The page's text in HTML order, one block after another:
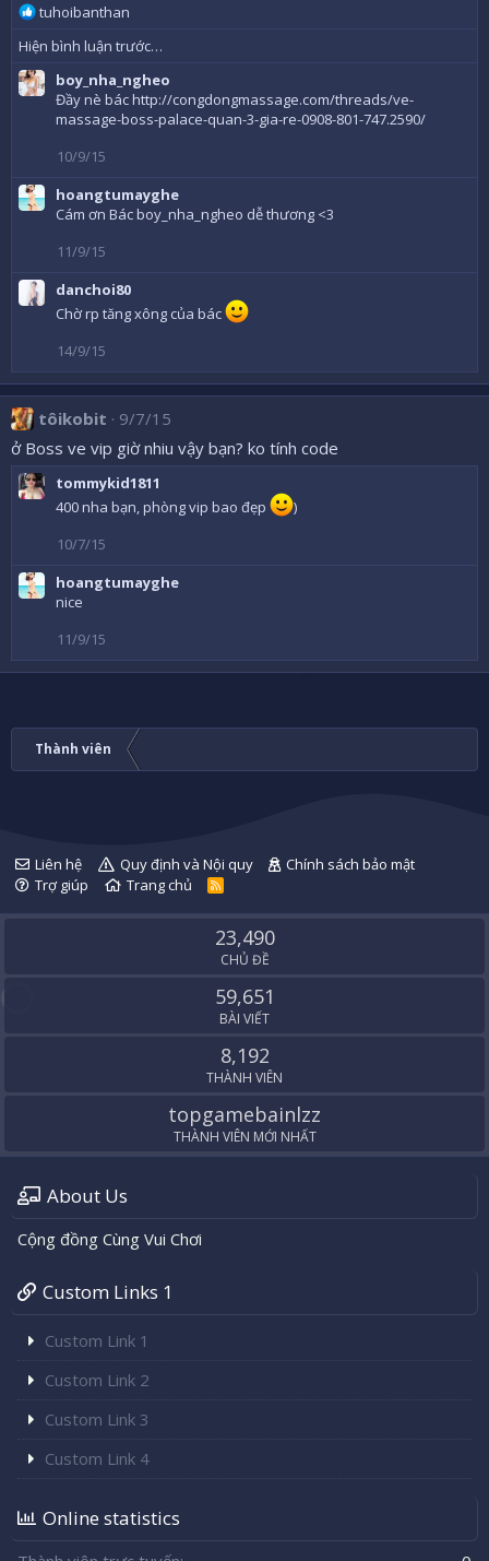
R
a
c
t
:
tuhoibanthan
Hiện bình luận trước…
boy_nha_ngheo
Đầy nè báchttp://congdongmassage.com/threads/ve-
massage-boss-palace-quan-3-gia-re-0908-801-747.2590/
10/9/15
hoangtumayghe
Cám ơn Bác boy_nha_ngheo dễ thương <3
11/9/15
danchoi80
Chờ rp tăng xông của bác
14/9/15
tôikobit
9/7/15
ở Boss ve vip giờ nhiu vậy bạn? ko tính code
tommykid1811
400 nha bạn, phòng vip bao đẹp
)
10/7/15
hoangtumayghe
nice
11/9/15
Thành viên
Liên hệ Quy định và Nội quy
Chính sách bảo mật
Trợ giúp
Trang chủ
R
S
23,490
CHỦ ĐỀ
59,651
BÀI VIẾT
8,192
THÀNH VIÊN
topgamebainlzz
THÀNH VIÊN MỚI NHẤT
About Us
Cộng đồng Cùng Vui Chơi
Custom Links 1
Custom Link 1
Custom Link 2
Custom Link 3
Custom Link 4
Online statistics